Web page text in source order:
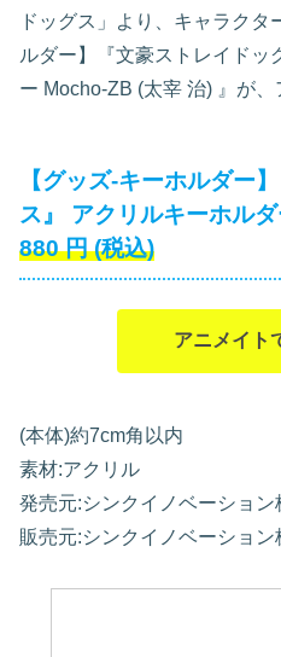
ドッグス」より、キャラク
ルダー】『文豪ストレイドッ
ー Mocho-ZB (太宰 治) 』が、
【グッズ-キーホルダー
ス』 アクリルキーホル
880 円 (税込)
アニメイト
(本体)約7cm角以内
素材:アクリル
発売元:シンクイノベーション
販売元:シンクイノベーション